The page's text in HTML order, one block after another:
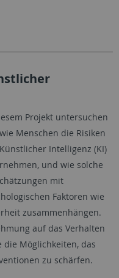
Projekt untersuchen
Menschen die Risiken
Intelligenz (KI)
und wie solche
mit
Faktoren wie
zusammenhängen.
auf das Verhalten
Möglichkeiten, das
zu schärfen.